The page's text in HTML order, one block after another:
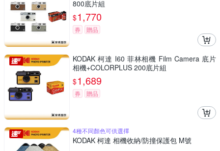
800底片組
$1,770
券 贈品
KODAK 柯達 I60 菲林相機 Film Camera 底片
相機+COLORPLUS 200底片組
$1,689
券 贈品
4種不同顏色可供選擇
KODAK 柯達 相機收納/防撞保護包 M號